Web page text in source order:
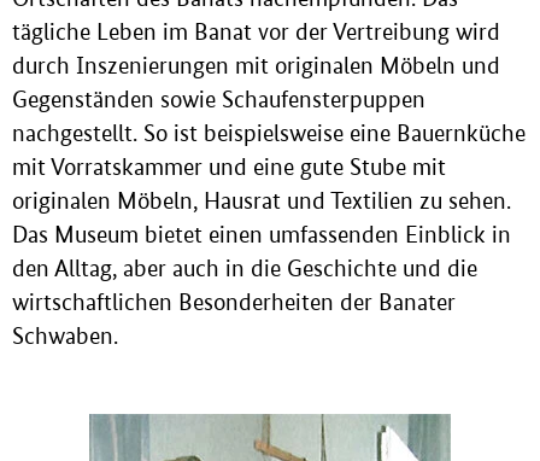
tägliche Leben im Banat vor der Vertreibung wird
durch Inszenierungen mit originalen Möbeln und
Gegenständen sowie Schaufensterpuppen
nachgestellt. So ist beispielsweise eine Bauernküche
mit Vorratskammer und eine gute Stube mit
originalen Möbeln, Hausrat und Textilien zu sehen.
Das Museum bietet einen umfassenden Einblick in
den Alltag, aber auch in die Geschichte und die
wirtschaftlichen Besonderheiten der Banater
Schwaben.